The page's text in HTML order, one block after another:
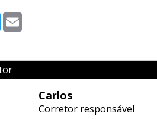
Twitter
Carlos
Corretor responsável